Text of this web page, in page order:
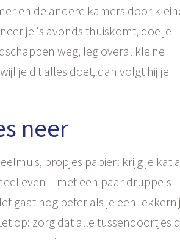
en de andere kamers door
je ‘s avonds thuiskomt, doe je
weg, leg overal kleine
je dit alles doet, dan volgt hij je
neer
propjes papier: krijg je kat
even – met een paar druppels
gaat nog beter als je een lekkernij
op: zorg dat alle tussendoortjes